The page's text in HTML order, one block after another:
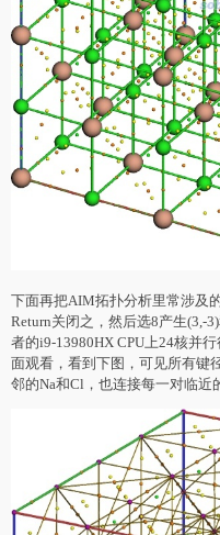
下面再把AIM拓扑分析里常涉及
Return关闭之，然后选8产生(3,-
者的i9-13980HX CPU上24核并
面观看，看到下图，可见所有键
邻的Na和Cl，也连接每一对临近